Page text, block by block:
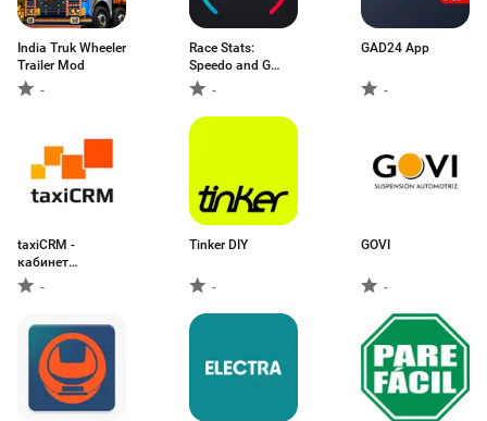
India Truk Wheeler
Trailer Mod
-
Race Stats:
Speedo and G
Force-
GAD24 App
-
taxiCRM -
кабинет
водителя
-
Tinker DIY
-
GOVI
-